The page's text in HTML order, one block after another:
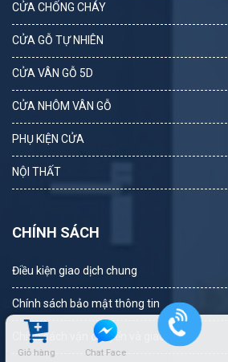
Giỏ hàng Chat Face
CỬA CHỐNG CHÁY
CỬA GỖ TỰ NHIÊN
CỬA VÂN GỖ 5D
CỬA NHÔM VÂN GỖ
PHỤ KIỆN CỬA
NỘI THẤT
CHÍNH SÁCH
Điều kiện giao dịch chung
Chính sách bảo mật thông tin
Chính sách vận chuyển và giao nhận